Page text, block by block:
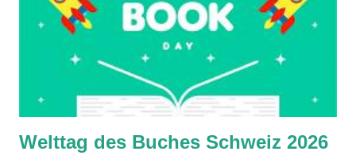
Welttag des Buches Schweiz 2026